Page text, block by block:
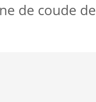
de coude de